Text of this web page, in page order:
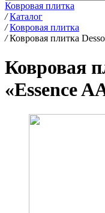
Ковровая плитка
/ Каталог
/ Ковровая плитка
/ Ковровая плитка
Ковровая
«Essence